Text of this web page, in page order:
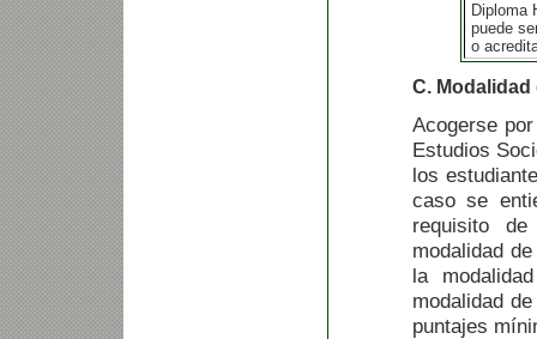
Diploma
puede
o
C. Modalidad
Acogerse
Estudios
los
caso se
requisito
modalidad
la
modalidad
puntajes